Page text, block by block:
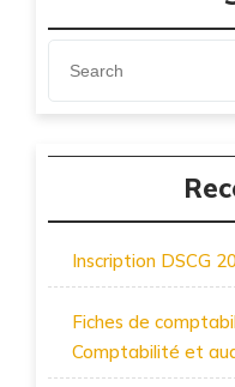
Inscription DSCG
Fiches de
Comptabilité et